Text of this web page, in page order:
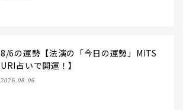
8/6の運勢【法演の「今日の運勢」MITS
URI占いで開運！】
2026.08.06